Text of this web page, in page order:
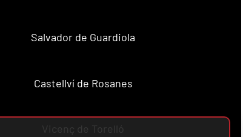
Salvador de Guardiola
Castellví de Rosanes
Vicenç de Torelló